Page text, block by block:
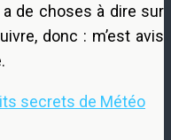
a de choses à dire sur
donc : m’est avis
secrets de Météo